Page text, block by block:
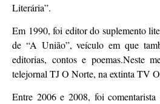
Literária”.
Em 1990, foi editor do suplemento
de “A União”, veículo em que
editorias, contos e poemas.Neste
telejornal TJ O Norte, na extinta TV
Entre 2006 e 2008, foi